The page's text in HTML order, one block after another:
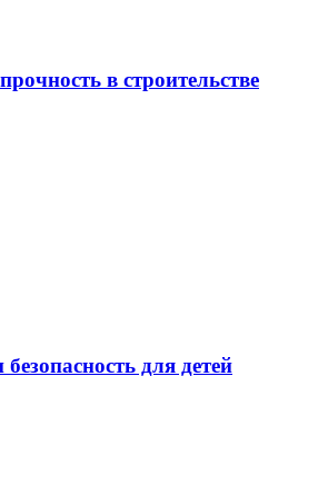
в строительстве
для детей